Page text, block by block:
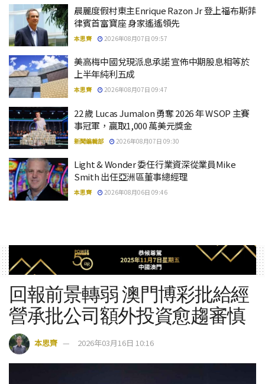
晨麗度假村東主Enrique Razon Jr 登上福布斯菲
律賓首富寶座 身家遙遙領先
本思齊 2026年08月07日 09:57
美高梅中國兌現派息承諾 宣佈中期股息相等於
上半年純利五成
本思齊 2026年08月07日 09:47
22 歲 Lucas Jumalon 勇奪 2026 年 WSOP 主賽
事冠軍，贏取1,000 萬美元獎金
新聞編輯部 2026年08月07日 09:30
Light & Wonder 委任行業資深從業員Mike
Smith 出任亞洲區董事總經理
本思齊 2026年08月06日 09:46
回報前景轉弱 澳門博彩批給經
營承批公司額外投資愈趨審慎
本思齊 2026年03月16日 10:16